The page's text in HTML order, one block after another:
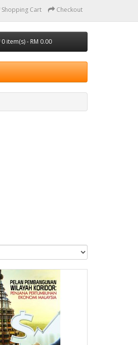
Shopping Cart Checkout
0 item(s) - RM 0.00